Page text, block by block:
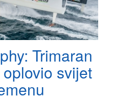
Trimaran
svijet